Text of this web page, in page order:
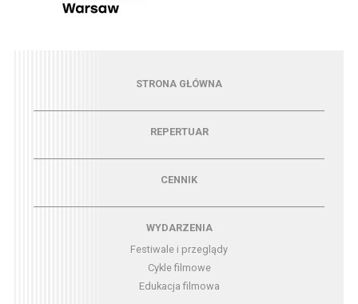
Menu - strona główna
STRONA GŁÓWNA
Menu - repertuarREPERTUAR
CENNIK
Menu - wydarzeniaWYDARZENIA
Festiwale i przeglądy
Cykle filmowe
Edukacja filmowa